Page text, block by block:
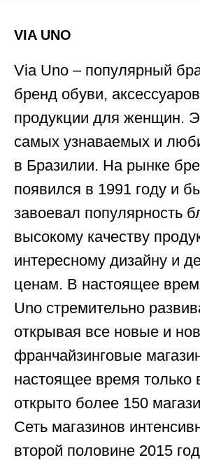
VIA UNO
Via Uno – популярный
бренд обуви,
продукции для женщин.
самых узнаваемых и
в Бразилии. На рынке
появился в 1991 году и
завоевал популярность
высокому качеству
интересному дизайну и
ценам. В настоящее
Uno стремительно
открывая все новые и
франчайзинговые
настоящее время только
открыто более 150
Сеть магазинов
второй половине 2015